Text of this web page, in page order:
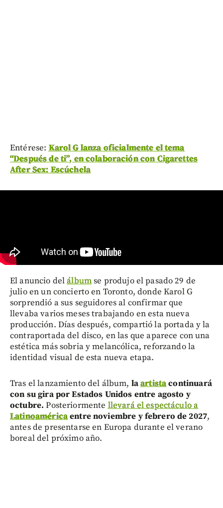
Entérese: Karol G lanza oficialmente el tema
“Después de ti”, en colaboración con Cigarettes
After Sex: Escúchela
El anuncio delálbumse produjo el pasado 29 de
julio en un concierto en Toronto, donde Karol G
sorprendió a sus seguidores al confirmar que
llevaba varios meses trabajando en esta nueva
producción. Días después, compartió la portada y la
contraportada del disco, en las que aparece con una
estética más sobria y melancólica, reforzando la
identidad visual de esta nueva etapa.
Tras el lanzamiento del álbum, laartistacontinuará
con su gira por Estados Unidos entre agosto y
octubre. Posteriormente llevará el espectáculo a
Latinoaméricaentre noviembre y febrero de 2027,
antes de presentarse en Europa durante el verano
boreal del próximo año.